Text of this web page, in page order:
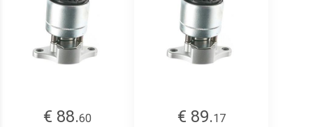
€ 88.60
€ 89.17